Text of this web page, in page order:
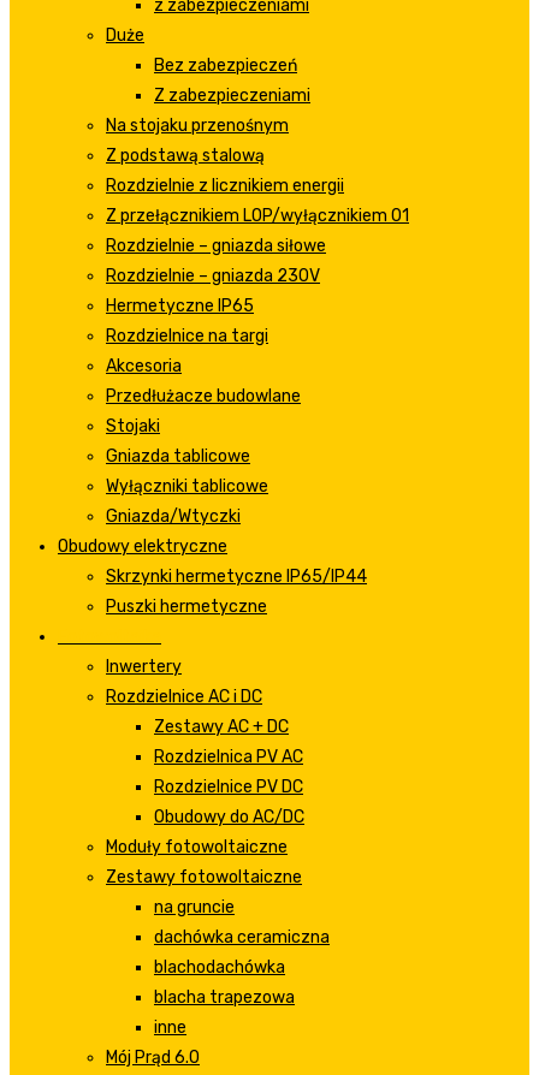
z zabezpieczeniami
Duże
Bez zabezpieczeń
Z zabezpieczeniami
Na stojaku przenośnym
Z podstawą stalową
Rozdzielnie z licznikiem energii
Z przełącznikiem LOP/wyłącznikiem 01
Rozdzielnie – gniazda siłowe
Rozdzielnie – gniazda 230V
Hermetyczne IP65
Rozdzielnice na targi
Akcesoria
Przedłużacze budowlane
Stojaki
Gniazda tablicowe
Wyłączniki tablicowe
Gniazda/Wtyczki
Obudowy elektryczne
Skrzynki hermetyczne IP65/IP44
Puszki hermetyczne
Inwertery
Rozdzielnice AC i DC
Zestawy AC + DC
Rozdzielnica PV AC
Rozdzielnice PV DC
Obudowy do AC/DC
Moduły fotowoltaiczne
Zestawy fotowoltaiczne
na gruncie
dachówka ceramiczna
blachodachówka
blacha trapezowa
inne
Mój Prąd 6.0